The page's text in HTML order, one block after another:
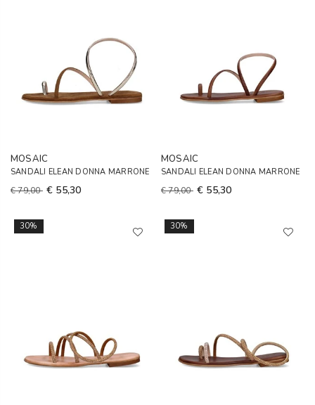
MOSAIC
SANDALI ELEAN DONNA MARRONE
€ 79,00 € 55,30
MOSAIC
SANDALI ELEAN DONNA MARRONE
€ 79,00 € 55,30
30% 30%